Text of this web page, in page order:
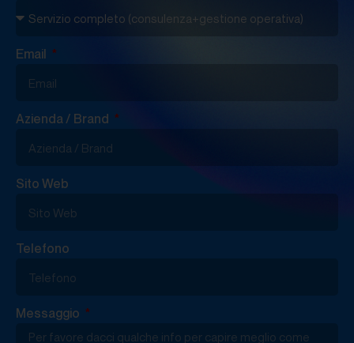
Email
Azienda / Brand
Sito Web
Telefono
Messaggio